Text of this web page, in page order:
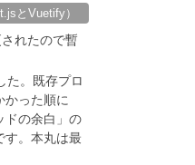
とVuetify）
れたので暫
た。既存プロ
かった順に
ドの余白」の
す。本丸は最